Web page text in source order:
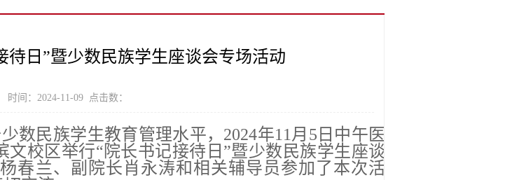
待日”暨少数民族学生座谈会专场活动
间：2024-11-09 点击数：
数民族学生教育管理水平，2024年11月5日中午医
校区举行“院长书记接待日”暨少数民族学生座谈
春兰、副院长肖永涛和相关辅导员参加了本次活